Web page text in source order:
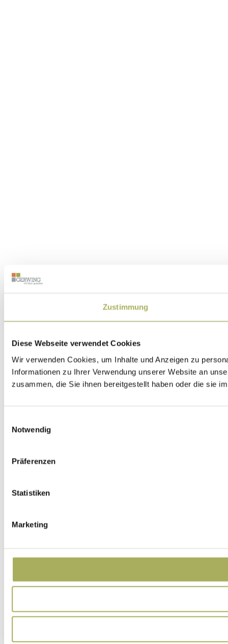
Zustimmung
Diese Webseite verwendet Cookies
Wir verwenden Cookies, um Inhalte und Anzeigen zu
Informationen zu Ihrer Verwendung unserer Website an
zusammen, die Sie ihnen bereitgestellt haben oder die sie
Notwendig
Präferenzen
Statistiken
Marketing